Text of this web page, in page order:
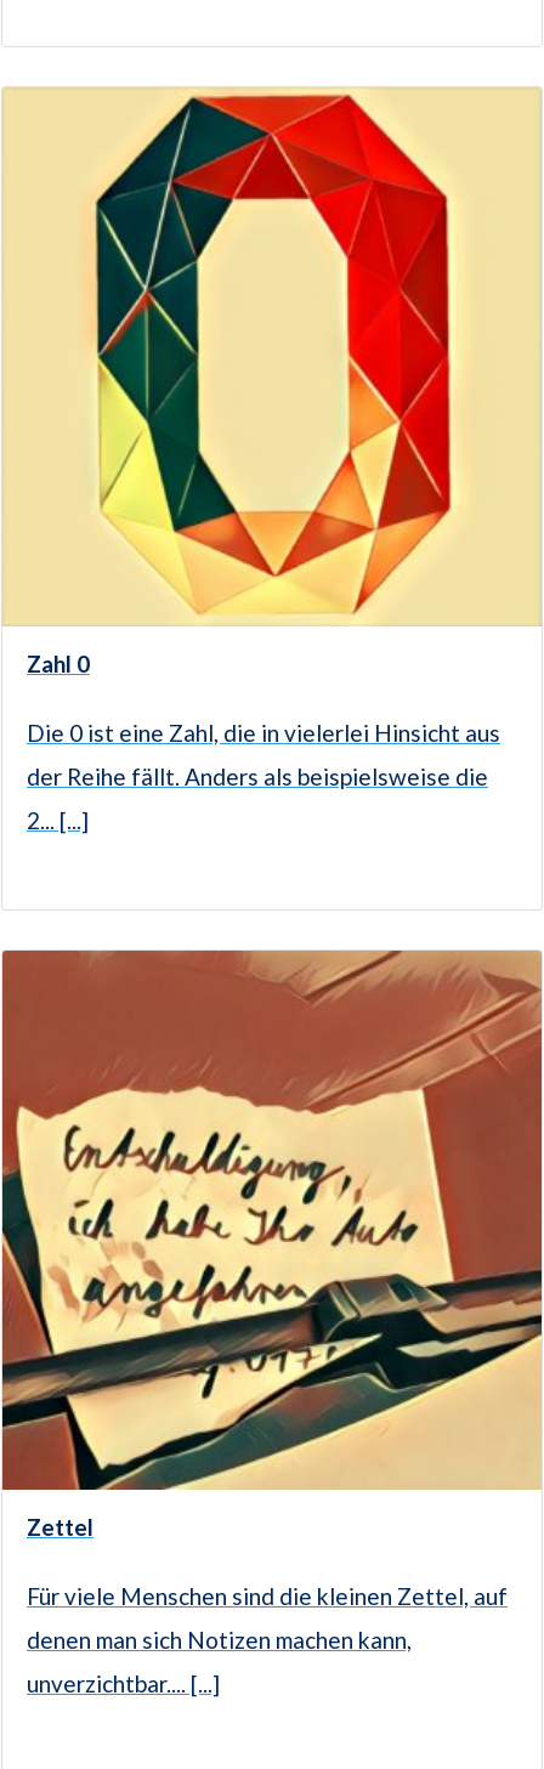
Zahl 0
Die 0 ist eine Zahl, die in vielerlei Hinsicht aus
der Reihe fällt. Anders als beispielsweise die
2... [...]
Zettel
Für viele Menschen sind die kleinen Zettel, auf
denen man sich Notizen machen kann,
unverzichtbar.... [...]